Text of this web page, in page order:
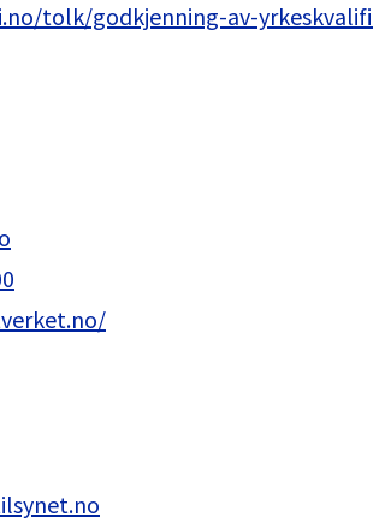
tolk/godkjenning-av-